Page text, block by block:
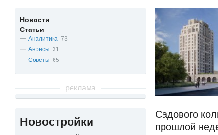
Новости
Статьи
Аналитика 73
Анонсы 31
Советы 65
реклама
Новостройки
Садового
прошлой